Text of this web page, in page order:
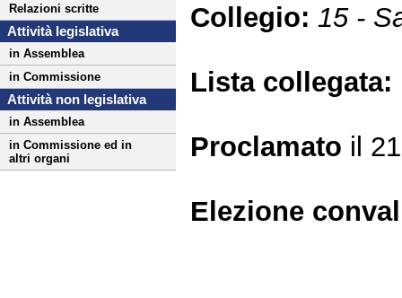
Relazioni scritte
Attività legislativa
in Assemblea
in Commissione
Attività non legislativa
in Assemblea
in Commissione ed in
altri organi
Collegio: 15 -
Lista collegata:
Proclamato il
Elezione